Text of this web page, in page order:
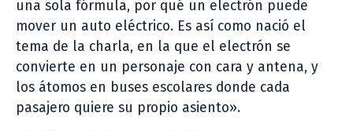
una sola fórmula, por qué un electrón puede
mover un auto eléctrico. Es así como nació el
tema de la charla, en la que el electrón se
convierte en un personaje con cara y antena, y
los átomos en buses escolares donde cada
pasajero quiere su propio asiento».